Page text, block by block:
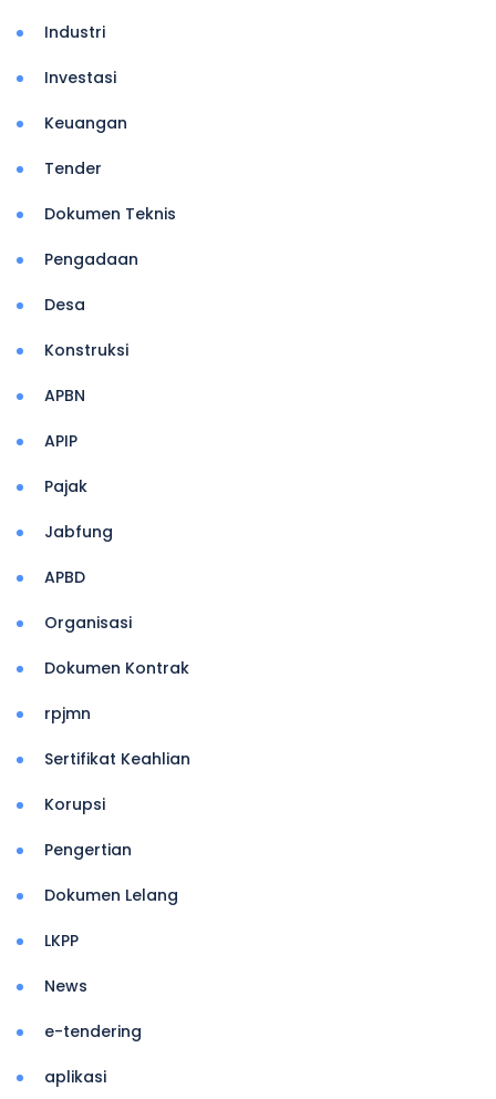
Industri
Investasi
Keuangan
Tender
Dokumen Teknis
Pengadaan
Desa
Konstruksi
APBN
APIP
Pajak
Jabfung
APBD
Organisasi
Dokumen Kontrak
rpjmn
Sertifikat Keahlian
Korupsi
Pengertian
Dokumen Lelang
LKPP
News
e-tendering
aplikasi